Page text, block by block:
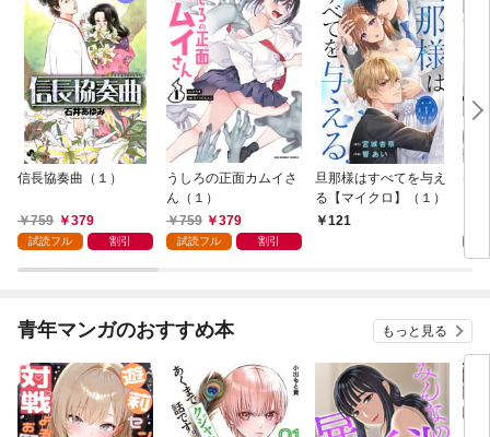
信長協奏曲（１）
759 379
試読フル 割引
うしろの正面カムイさ
ん（１）
759
379
試読フル 割引
旦那様はすべてを与え
る【マイクロ】（１）
121
は
青年マンガのおすすめ本 もっと見る